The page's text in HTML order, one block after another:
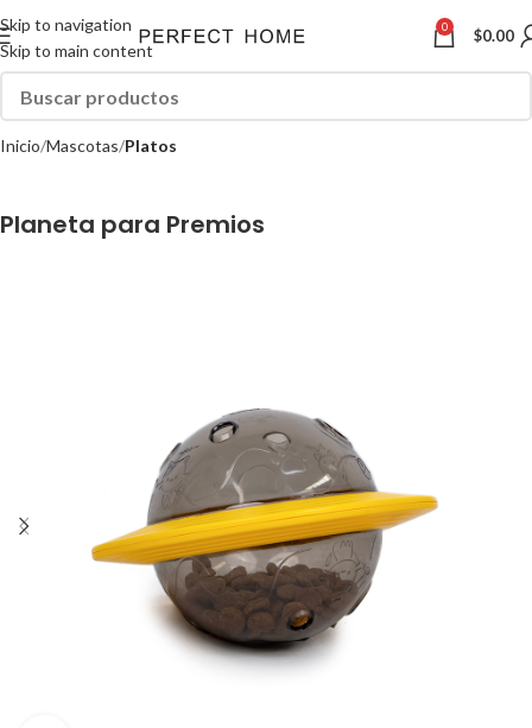
Skip to navigation
Skip to main content
0 $0.00
Inicio Mascotas Platos
Planeta para Premios